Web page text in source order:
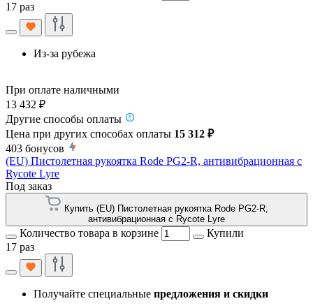
17 раз
Из-за рубежа
При оплате наличными
13 432 ₽
Другие способы оплаты
Цена при других способах оплаты 15 312 ₽
403 бонусов
(EU) Пистолетная рукоятка Rode PG2-R, антивибрационная с
Rycote Lyre
Под заказ
Купить (EU) Пистолетная рукоятка Rode PG2-R,
антивибрационная с Rycote Lyre
Количество товара в корзине
Купили
17 раз
Получайте специальные предложения и скидки